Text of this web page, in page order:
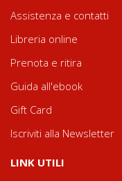
Assistenza e contatti
Libreria online
Prenota e ritira
Guida all'ebook
Gift Card
Iscriviti alla Newsletter
LINK UTILI